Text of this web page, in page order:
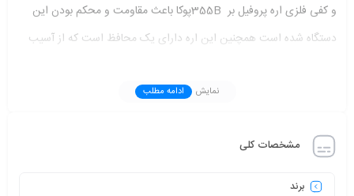
و کفی فلزی اره پروفیل بر 355Bپوکا باعث مقاومت و محکم بودن این
دستگاه شده است همچنین این اره دارای یک محافظ است که از آسیب
توضیحات فنی اره پروفیل بر 355B
صورت کار برش را انجام دهد .
نمایش ادامه مطلب
مشخصات کلی
برند